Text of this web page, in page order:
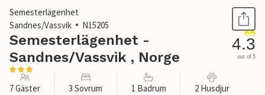
Semesterlägenhet
Sandnes/Vassvik
N15205
Semesterlägenhet -
Sandnes/Vassvik , Norge
4.3
out of 5
7 Gäster 3 Sovrum 1 Badrum 2 Husdjur